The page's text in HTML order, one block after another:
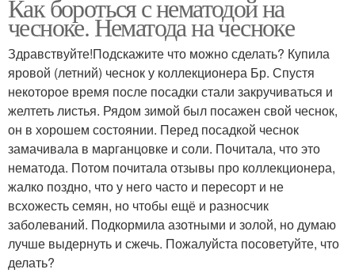
Как бороться с нематодой на
чесноке. Нематода на чесноке
Здравствуйте!Подскажите что можно сделать? Купила
яровой (летний) чеснок у коллекционера Бр. Спустя
некоторое время после посадки стали закручиваться и
желтеть листья. Рядом зимой был посажен свой чеснок,
он в хорошем состоянии. Перед посадкой чеснок
замачивала в марганцовке и соли. Почитала, что это
нематода. Потом почитала отзывы про коллекционера,
жалко поздно, что у него часто и пересорт и не
всхожесть семян, но чтобы ещё и разносчик
заболеваний. Подкормила азотными и золой, но думаю
лучше выдернуть и сжечь. Пожалуйста посоветуйте, что
делать?